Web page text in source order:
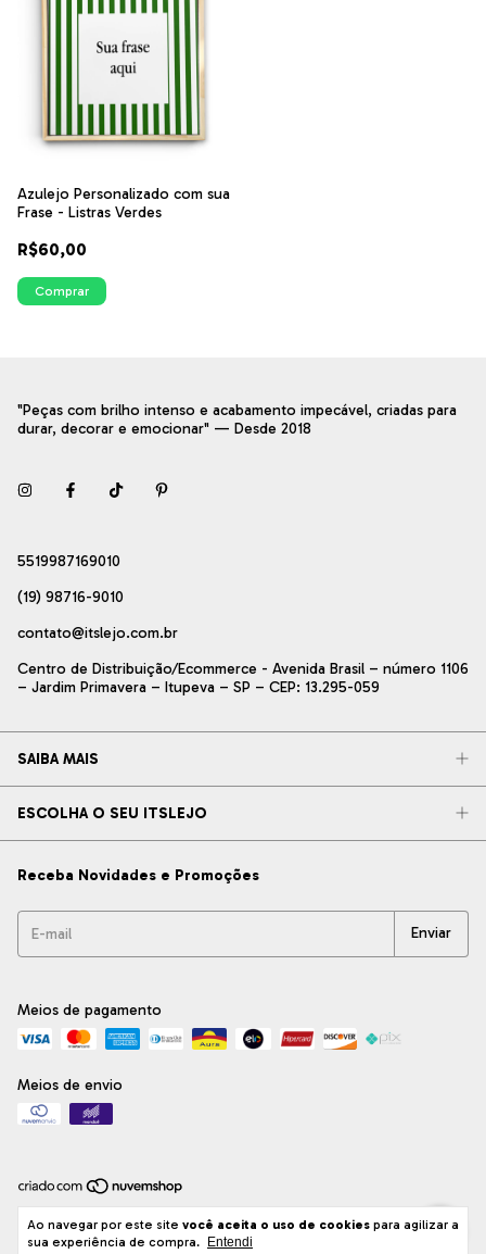
Ao navegar por este site você aceita o uso de cookies para agilizar a
sua experiência de compra.
Entendi
Azulejo Personalizado com sua
Frase - Listras Verdes
R$60,00
Comprar
"Peças com brilho intenso e acabamento impecável, criadas para
durar, decorar e emocionar" — Desde 2018
5519987169010
(19) 98716-9010
contato@itslejo.com.br
Centro de Distribuição/Ecommerce - Avenida Brasil – número 1106
– Jardim Primavera – Itupeva – SP – CEP: 13.295-059
SAIBA MAIS
ESCOLHA O SEU ITSLEJO
Receba Novidades e Promoções
Meios de pagamento
Meios de envio
Copyright ITsLEJO Azulejos Decorativos Ltda - 33012404000154 - 2026.
Todos os direitos reservados.